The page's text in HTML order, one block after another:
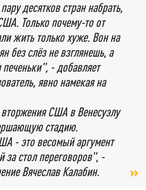
Только почему-то от
жить только хуже. Вон на
без слёз не взглянешь, а
- добавляет
явно намекая на
США в Венесуэлу
стадию.
- это весомый аргумент
за стол переговоров", -
Вячеслав Калабин.